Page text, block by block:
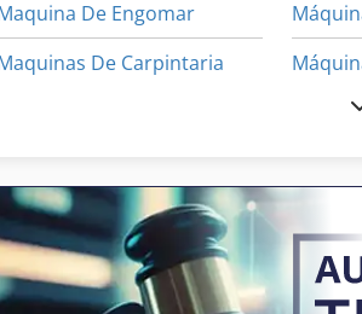
De Engomar
De Carpintaria
Motor Da Engrenagem
Motor De Engrenagem